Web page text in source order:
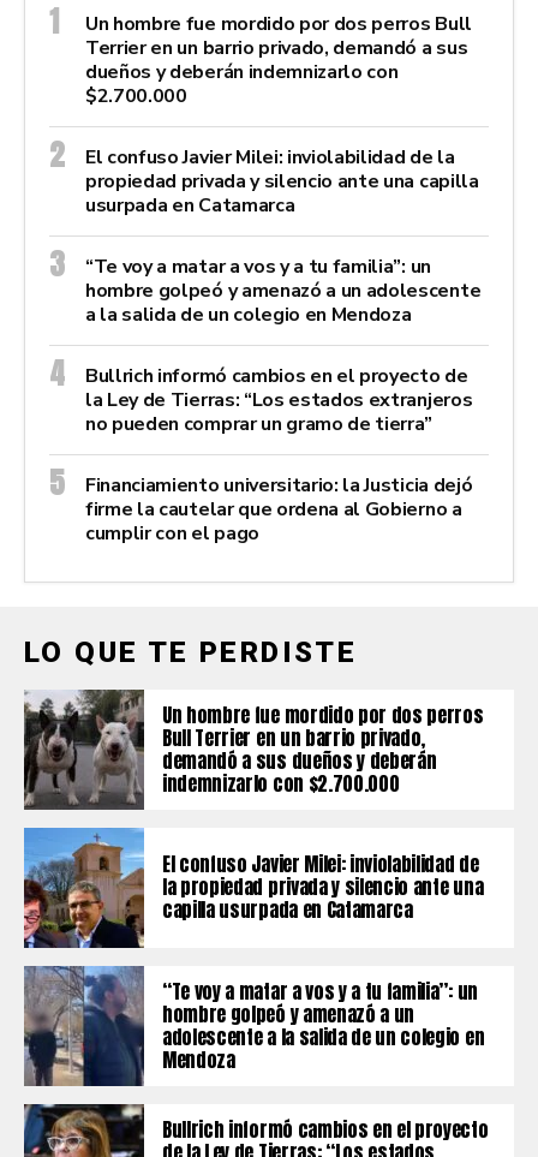
Un hombre fue mordido por dos perros Bull
Terrier en un barrio privado, demandó a sus
dueños y deberán indemnizarlo con
$2.700.000
El confuso Javier Milei: inviolabilidad de la
propiedad privada y silencio ante una capilla
usurpada en Catamarca
“Te voy a matar a vos y a tu familia”: un
hombre golpeó y amenazó a un adolescente
a la salida de un colegio en Mendoza
Bullrich informó cambios en el proyecto de
la Ley de Tierras: “Los estados extranjeros
no pueden comprar un gramo de tierra”
Financiamiento universitario: la Justicia dejó
firme la cautelar que ordena al Gobierno a
cumplir con el pago
LO QUE TE PERDISTE
Un hombre fue mordido por dos perros
Bull Terrier en un barrio privado,
demandó a sus dueños y deberán
indemnizarlo con $2.700.000
El confuso Javier Milei: inviolabilidad de
la propiedad privada y silencio ante una
capilla usurpada en Catamarca
“Te voy a matar a vos y a tu familia”: un
hombre golpeó y amenazó a un
adolescente a la salida de un colegio en
Mendoza
Bullrich informó cambios en el proyecto